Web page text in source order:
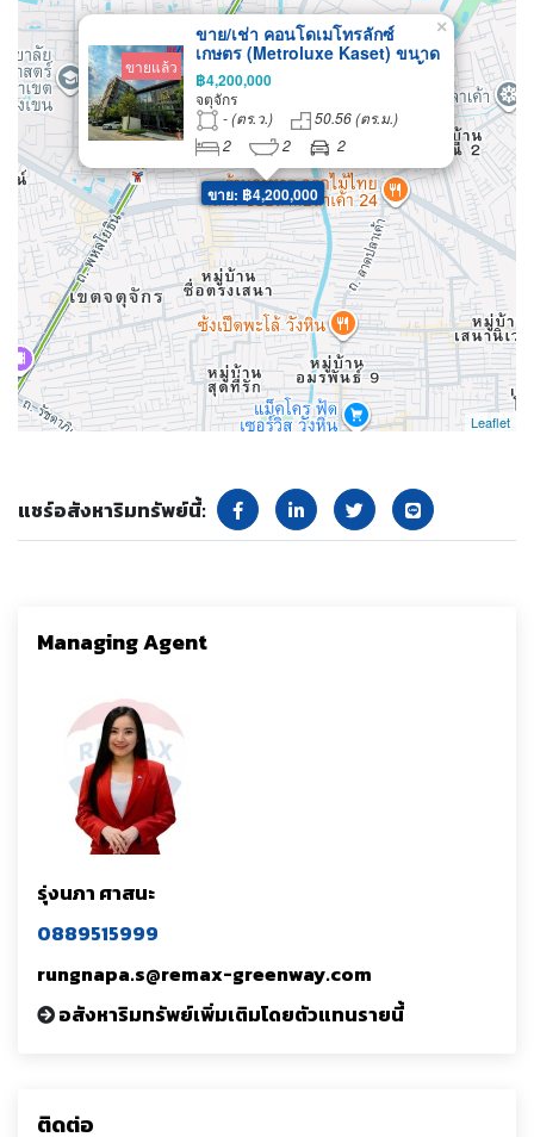
ขาย: ฿4,200,000
ขายแล้ว
ขาย/เช่า คอนโดเมโทรลักซ์
เกษตร (Metroluxe Kaset) ขนาด
50.56 ตร.ม. 2 ห้องนอน 2 ห้องน้ำ
2 จอด ใกล้ ม.เกษตรฯ/ ห้างเมเจอร์
รัชโยธิน/ RS Group/ เกษตร-นวมิ
นทร์/ เสนานิคม
฿4,200,000
จตุจักร
- (ตร.ว.)
50.56 (ตร.ม.)
2
2 2
×
Leaflet
แชร์อสังหาริมทรัพย์นี้:
Managing Agent
รุ่งนภา ศาสนะ
0889515999
rungnapa.s@remax-greenway.com
อสังหาริมทรัพย์เพิ่มเติมโดยตัวแทนรายนี้
ติดต่อ